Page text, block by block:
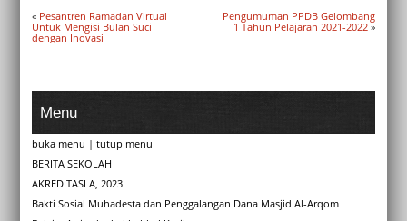
« Pesantren Ramadan Virtual
Untuk Mengisi Bulan Suci
dengan Inovasi
Pengumuman PPDB Gelombang
1 Tahun Pelajaran 2021-2022»
Menu
buka menu | tutup menu
BERITA SEKOLAH
AKREDITASI A, 2023
Bakti Sosial Muhadesta dan Penggalangan Dana Masjid Al-Arqom